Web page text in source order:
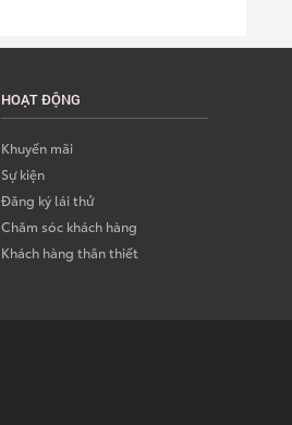
HOẠT ĐỘNG
Khuyến mãi
Sự kiện
Đăng ký lái thử
Chăm sóc khách hàng
Khách hàng thân thiết